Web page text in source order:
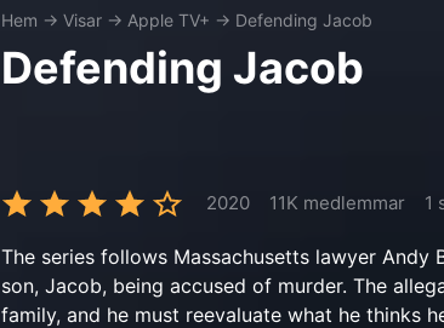
Hem → Visar → Apple TV+ → Defending Jacob
Defending Jacob
2020 11K medlemmar 1
The series follows Massachusetts lawyer
son, Jacob, being accused of murder. The
family, and he must reevaluate what he thinks